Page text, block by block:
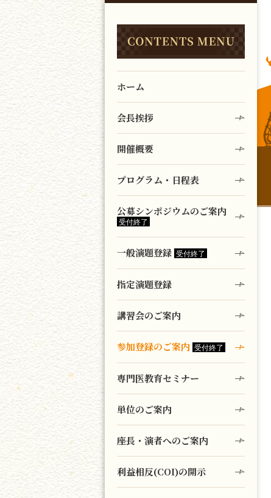
ホーム
会長挨拶
開催概要
プログラム・日程表
公募シンポジウムのご案内
一般演題登録
指定演題登録
講習会のご案内
参加登録のご案内
専門医教育セミナー
単位のご案内
座長・演者へのご案内
利益相反(COI)の開示